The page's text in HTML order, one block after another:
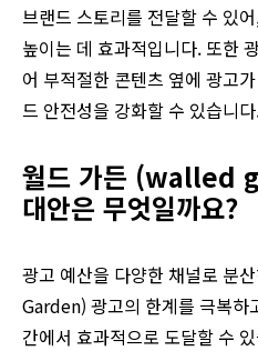
브랜드 스토리를 전달할 수 있
높이는 데 효과적입니다. 또한
어 부적절한 콘텐츠 옆에 광고
드 안전성을 강화할 수 있습니
월드 가든 (walled
대안은 무엇일까요?
광고 예산을 다양한 채널로 분
Garden) 광고의 한계를 극복하
간에서 효과적으로 도달할 수